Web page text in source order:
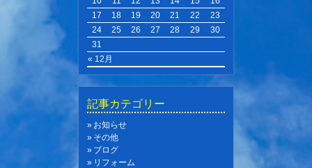
« 12月
17
18 19 20 21 22
23
24
25 26 27 28 29
30
31
記事カテゴリー
お知らせ
その他
ブログ
リフォーム